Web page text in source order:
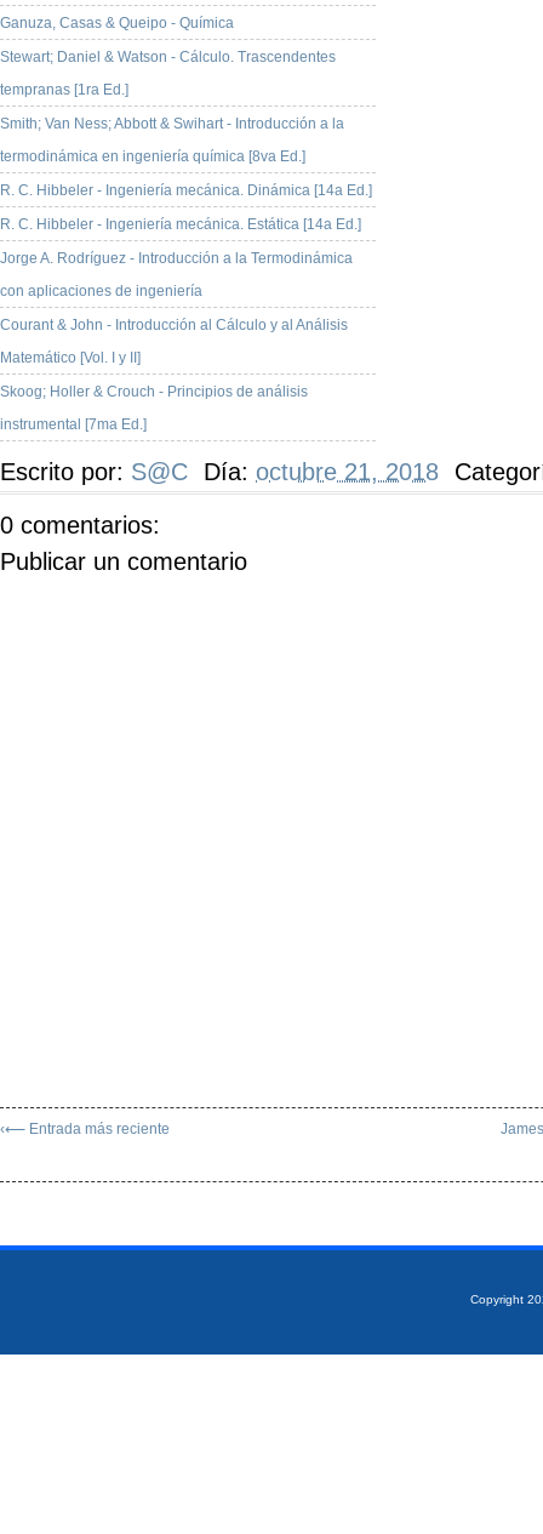
Ganuza, Casas & Queipo - Química
Stewart; Daniel & Watson - Cálculo. Trascendentes
tempranas [1ra Ed.]
Smith; Van Ness; Abbott & Swihart - Introducción a la
termodinámica en ingeniería química [8va Ed.]
R. C. Hibbeler - Ingeniería mecánica. Dinámica [14a Ed.]
R. C. Hibbeler - Ingeniería mecánica. Estática [14a Ed.]
Jorge A. Rodríguez - Introducción a la Termodinámica
con aplicaciones de ingeniería
Courant & John - Introducción al Cálculo y al Análisis
Matemático [Vol. I y II]
Skoog; Holler & Crouch - Principios de análisis
instrumental [7ma Ed.]
Escrito por: S@C Día: octubre 21, 2018
0 comentarios:
Publicar un comentario
‹⟵ Entrada más reciente
Copyright